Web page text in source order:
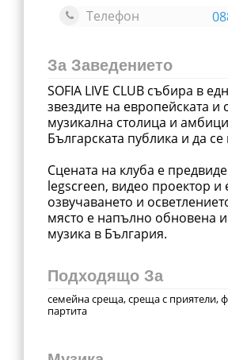
Телефон
За Заведението
SOFIA LIVE CLUB събира в
звездите на европейската
музикална столица и
Българската публика и да
Сцената на клуба е
legscreen, видео проектор и
озвучаването и
място е напълно обновена
Подходящо За
семейна среща, среща с приятели,
партита